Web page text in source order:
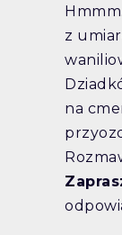
z
na